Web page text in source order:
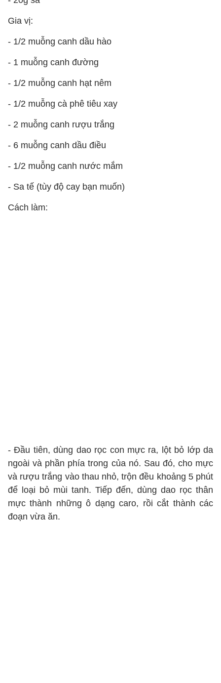
Gia vị:
- 1/2 muỗng canh dầu hào
- 1 muỗng canh đường
- 1/2 muỗng canh hạt nêm
- 1/2 muỗng cà phê tiêu xay
- 2 muỗng canh rượu trắng
- 6 muỗng canh dầu điều
- 1/2 muỗng canh nước mắm
- Sa tế (tùy độ cay bạn muốn)
Cách làm:
- Đầu tiên, dùng dao rọc con mực ra, lột bỏ lớp da
ngoài và phần phía trong của nó. Sau đó, cho mực
và rượu trắng vào thau nhỏ, trộn đều khoảng 5 phút
để loại bỏ mùi tanh. Tiếp đến, dùng dao rọc thân
mực thành những ô dạng caro, rồi cắt thành các
đoạn vừa ăn.